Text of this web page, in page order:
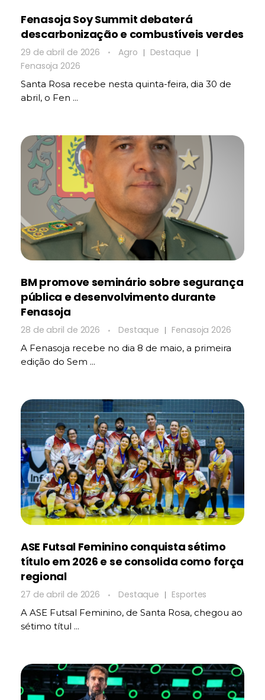
Fenasoja Soy Summit debaterá
descarbonização e combustíveis verdes
29 de abril de 2026 Agro
Destaque
Fenasoja 2026
Santa Rosa recebe nesta quinta-feira, dia 30 de
abril, o Fen ...
BM promove seminário sobre segurança
pública e desenvolvimento durante
Fenasoja
28 de abril de 2026 Destaque Fenasoja 2026
A Fenasoja recebe no dia 8 de maio, a primeira
edição do Sem ...
ASE Futsal Feminino conquista sétimo
título em 2026 e se consolida como força
regional
27 de abril de 2026 Destaque Esportes
A ASE Futsal Feminino, de Santa Rosa, chegou ao
sétimo títul ...